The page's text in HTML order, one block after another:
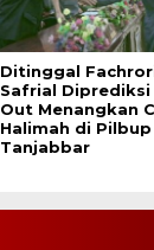
Ditinggal
Safrial Diprediksi
Out Menangkan
Halimah di Pilbup
Tanjabbar